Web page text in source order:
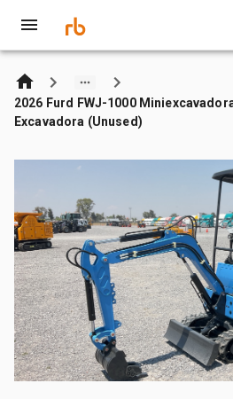
2026 Furd FWJ-1000
Excavadora (Unused)